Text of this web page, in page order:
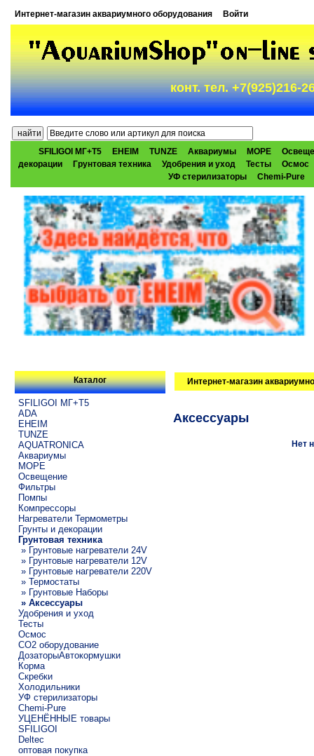
Интернет-магазин аквариумного оборудования Войти
конт. тел. +7(925)216-
SFILIGOI МГ+Т5 EHEIM TUNZE Аквариумы МОРЕ
декорации
Грунтовая техника Удобрения и уход Тесты
Осмос
УФ стерилизаторы
Chemi-Pure
Каталог
SFILIGOI МГ+Т5
ADA
EHEIM
TUNZE
AQUATRONICA
Аквариумы
МОРЕ
Освещение
Фильтры
Помпы
Компрессоры
Нагреватели Термометры
Грунты и декорации
Грунтовая техника
» Грунтовые нагреватели 24V
» Грунтовые нагреватели 12V
» Грунтовые нагреватели 220V
» Термостаты
» Грунтовые Наборы
» Аксессуары
Удобрения и уход
Тесты
Осмос
CO2 оборудование
ДозаторыАвтокормушки
Корма
Скребки
Холодильники
УФ стерилизаторы
Chemi-Pure
УЦЕНЁННЫЕ товары
SFILIGOI
Deltec
оптовая покупка
Интернет-магазин
Аксессуары
Нет